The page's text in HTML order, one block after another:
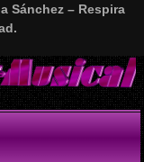
Sánchez – Respira